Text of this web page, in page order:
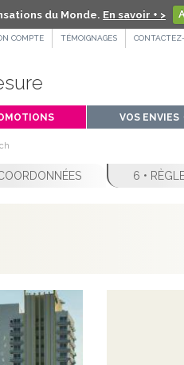
du Monde. En savoir + >
COMPTE TÉMOIGNAGES
VOS ENVIES
6 •